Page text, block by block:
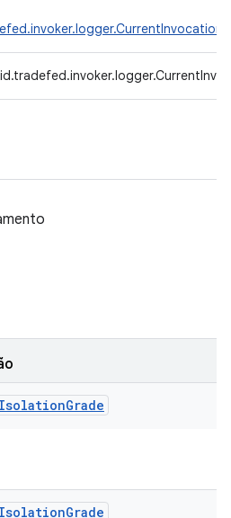
IsolationGrade
IsolationGrade